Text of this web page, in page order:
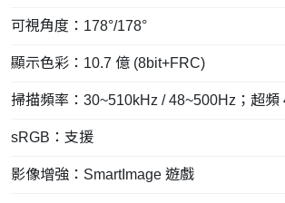
可視角度：178°/178°
顯示色彩：10.7 億 (8bit+FRC)
掃描頻率：30~510kHz / 48~500Hz；超頻
sRGB：支援
影像增強：SmartImage 遊戲